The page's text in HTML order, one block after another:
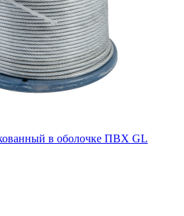
в оболочке ПВХ GL